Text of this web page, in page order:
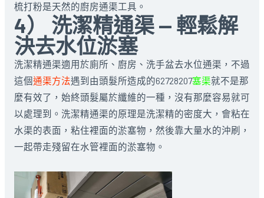
梳打粉是天然的廚房通渠工具。
4） 洗潔精通渠 — 輕鬆解
決去水位淤塞
洗潔精通渠適用於廁所、廚房、洗手盆去水位通渠，不過
這個通渠方法遇到由頭髮所造成的62728207塞渠就不是那
麼有效了，始終頭髮屬於纖維的一種，沒有那麼容易就可
以處理到。洗潔精通渠的原理是洗潔精的密度大，會粘在
水渠的表面，粘住裡面的淤塞物，然後靠大量水的沖刷，
一起帶走殘留在水管裡面的淤塞物。